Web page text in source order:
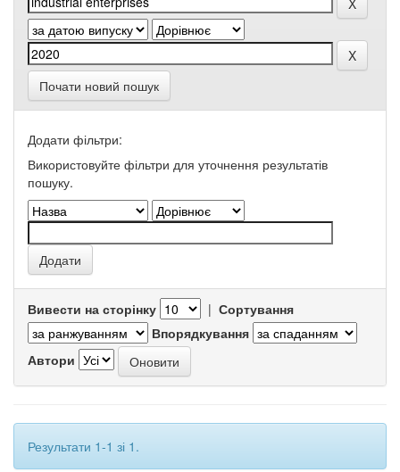
Почати новий пошук
Додати фільтри:
Використовуйте фільтри для уточнення результатів
пошуку.
Вивести на сторінку | Сортування
Впорядкування
Автори
Результати 1-1 зі 1.